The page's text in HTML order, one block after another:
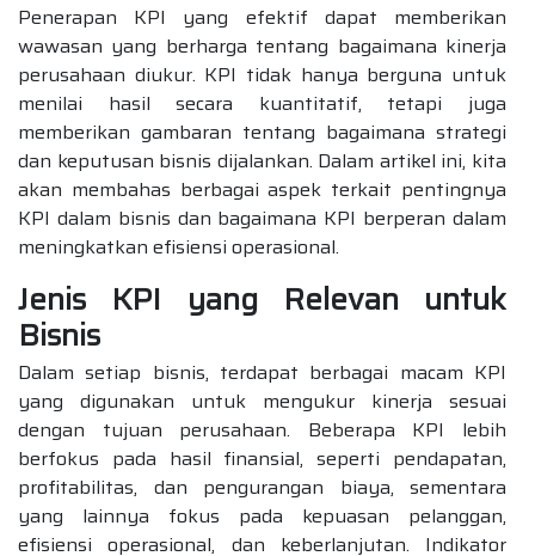
Penerapan KPI yang efektif dapat memberikan
wawasan yang berharga tentang bagaimana kinerja
perusahaan diukur. KPI tidak hanya berguna untuk
menilai hasil secara kuantitatif, tetapi juga
memberikan gambaran tentang bagaimana strategi
dan keputusan bisnis dijalankan. Dalam artikel ini, kita
akan membahas berbagai aspek terkait pentingnya
KPI dalam bisnis dan bagaimana KPI berperan dalam
meningkatkan efisiensi operasional.
Jenis KPI yang Relevan untuk
Bisnis
Dalam setiap bisnis, terdapat berbagai macam KPI
yang digunakan untuk mengukur kinerja sesuai
dengan tujuan perusahaan. Beberapa KPI lebih
berfokus pada hasil finansial, seperti pendapatan,
profitabilitas, dan pengurangan biaya, sementara
yang lainnya fokus pada kepuasan pelanggan,
efisiensi operasional, dan keberlanjutan. Indikator